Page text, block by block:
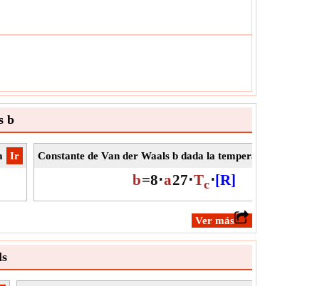
b
​Ir Constante de Van der Waals b dada la temperatura crítica
b=8⋅a27⋅Tc⋅[R]
​Ver más